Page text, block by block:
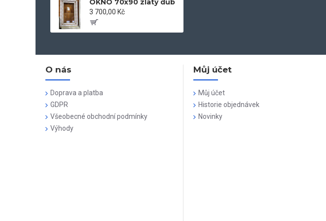
OKNO 70x90 zlatý dub
3 700,00 Kč
O nás
Doprava a platba
GDPR
Všeobecné obchodní podmínky
Výhody
Můj účet
Můj účet
Historie objednávek
Novinky